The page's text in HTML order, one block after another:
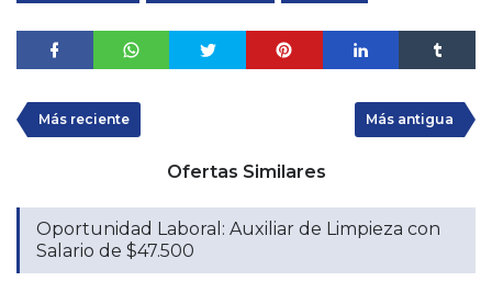
Más reciente Más antigua
Ofertas Similares
Oportunidad Laboral: Auxiliar de Limpieza con
Salario de $47.500